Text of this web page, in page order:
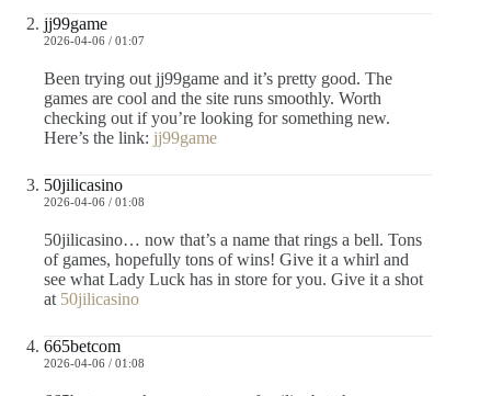
jj99game
2026-04-06 / 01:07
Been trying out jj99game and it’s pretty good. The
games are cool and the site runs smoothly. Worth
checking out if you’re looking for something new.
Here’s the link: jj99game
50jilicasino
2026-04-06 / 01:08
50jilicasino… now that’s a name that rings a bell. Tons
of games, hopefully tons of wins! Give it a whirl and
see what Lady Luck has in store for you. Give it a shot
at 50jilicasino
665betcom
2026-04-06 / 01:08